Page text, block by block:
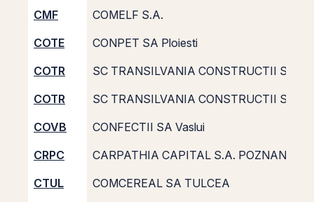
CMF
COMELF S.A.
COTE
CONPET SA Ploiesti
COTR
SC TRANSILVANIA CONSTRUCTII SA
COTR
SC TRANSILVANIA CONSTRUCTII SA
COVB
CONFECTII SA Vaslui
CRPC
CARPATHIA CAPITAL S.A. POZNAN
CTUL
COMCEREAL SA TULCEA